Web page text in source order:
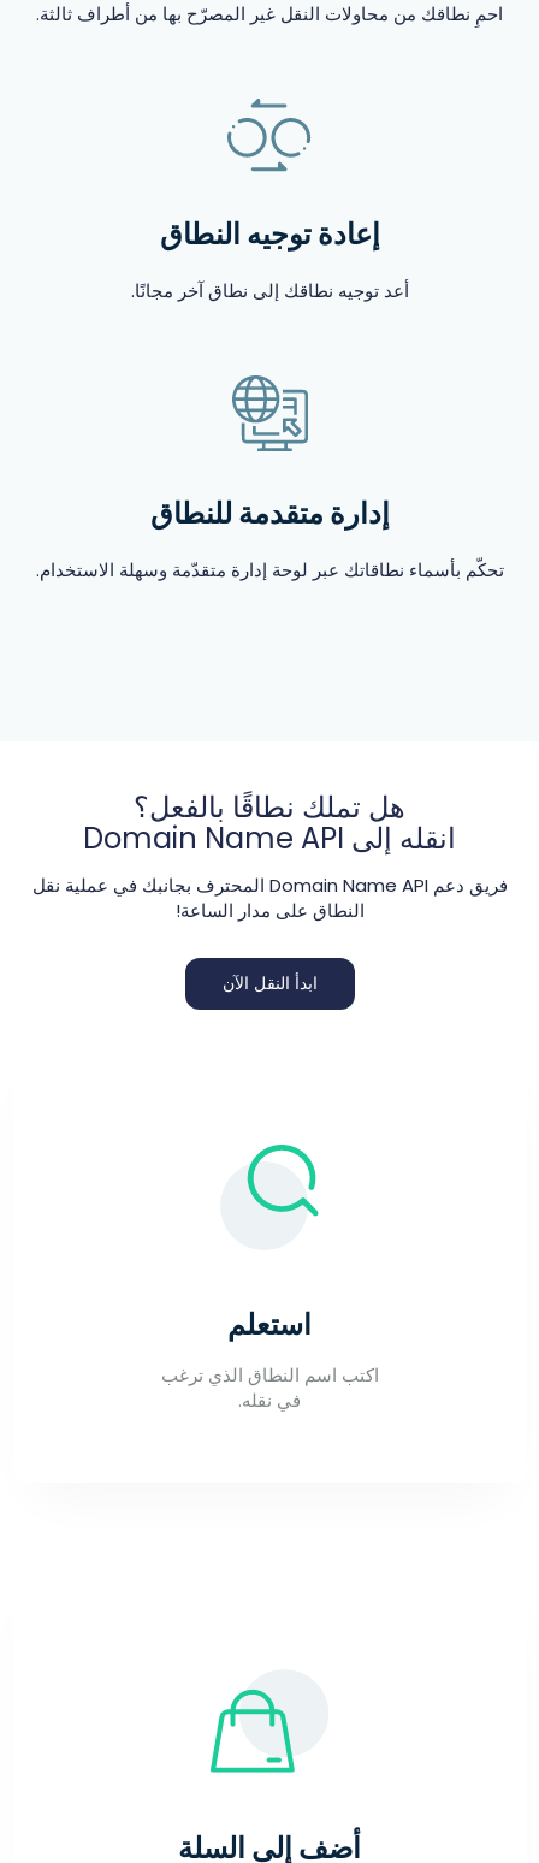
احمِ نطاقك من محاولات النقل غير المصرّح بها من أطراف ثالثة.
إعادة توجيه النطاق
أعد توجيه نطاقك إلى نطاق آخر مجانًا.
إدارة متقدمة للنطاق
تحكّم بأسماء نطاقاتك عبر لوحة إدارة متقدّمة وسهلة الاستخدام.
هل تملك نطاقًا بالفعل؟
انقله إلى Domain Name API
فريق دعم Domain Name API المحترف بجانبك في عملية نقل
النطاق على مدار الساعة!
ابدأ النقل الآن
استعلم
اكتب اسم النطاق الذي ترغب
في نقله.
أضف إلى السلة